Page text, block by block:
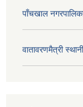
पाँचखाल
वातावरणमैत्री